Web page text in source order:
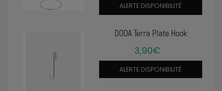
ALERTE DISPONIBILITÉ
DOOA Terra Plate Hook
3,90€
ALERTE DISPONIBILITÉ